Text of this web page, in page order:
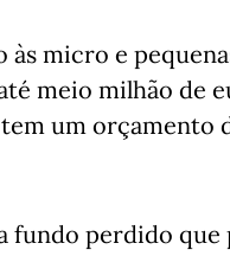
micro e
meio milhão de
um orçamento
fundo perdido que